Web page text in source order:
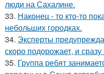
люди на Сахалине.
33. Наконец - то кто-то
небольших городках.
34. Эксперты
скоро подорожает, и
35. Группа ребят